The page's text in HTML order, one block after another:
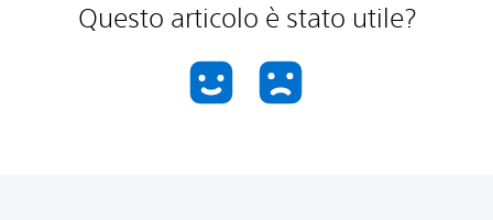
Questo articolo è stato utile?